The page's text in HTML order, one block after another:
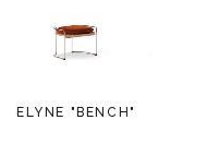
ELYNE "BENCH"